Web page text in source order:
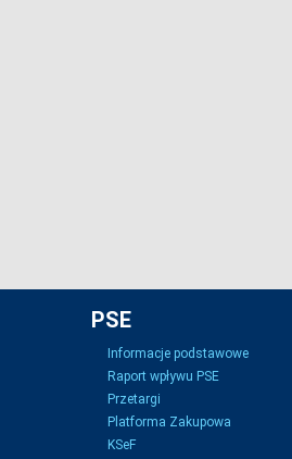
PSE
Informacje podstawowe
Raport wpływu PSE
Przetargi
Platforma Zakupowa
KSeF